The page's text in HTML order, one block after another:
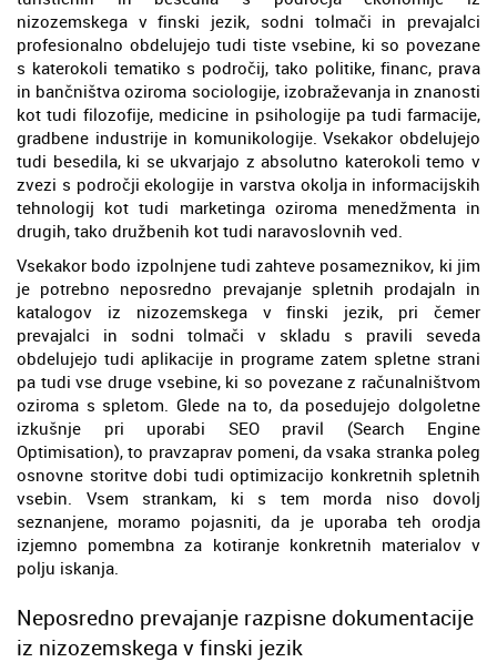
nizozemskega v finski jezik, sodni tolmači in prevajalci
profesionalno obdelujejo tudi tiste vsebine, ki so povezane
s katerokoli tematiko s področij, tako politike, financ, prava
in bančništva oziroma sociologije, izobraževanja in znanosti
kot tudi filozofije, medicine in psihologije pa tudi farmacije,
gradbene industrije in komunikologije. Vsekakor obdelujejo
tudi besedila, ki se ukvarjajo z absolutno katerokoli temo v
zvezi s področji ekologije in varstva okolja in informacijskih
tehnologij kot tudi marketinga oziroma menedžmenta in
drugih, tako družbenih kot tudi naravoslovnih ved.
Vsekakor bodo izpolnjene tudi zahteve posameznikov, ki jim
je potrebno neposredno prevajanje spletnih prodajaln in
katalogov iz nizozemskega v finski jezik, pri čemer
prevajalci in sodni tolmači v skladu s pravili seveda
obdelujejo tudi aplikacije in programe zatem spletne strani
pa tudi vse druge vsebine, ki so povezane z računalništvom
oziroma s spletom. Glede na to, da posedujejo dolgoletne
izkušnje pri uporabi SEO pravil (Search Engine
Optimisation), to pravzaprav pomeni, da vsaka stranka poleg
osnovne storitve dobi tudi optimizacijo konkretnih spletnih
vsebin. Vsem strankam, ki s tem morda niso dovolj
seznanjene, moramo pojasniti, da je uporaba teh orodja
izjemno pomembna za kotiranje konkretnih materialov v
polju iskanja.
Neposredno prevajanje razpisne dokumentacije
iz nizozemskega v finski jezik